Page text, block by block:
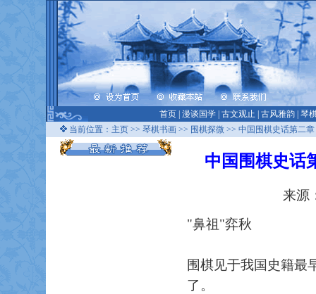
首页 漫谈国学 古文观止 古风雅韵 琴
当前位置： 主页 >> 琴棋书画 >> 围棋探微 >> 中国围棋史话第二
中国围棋史话
来源
"鼻祖"弈秋
围棋见于我国史籍最
了。